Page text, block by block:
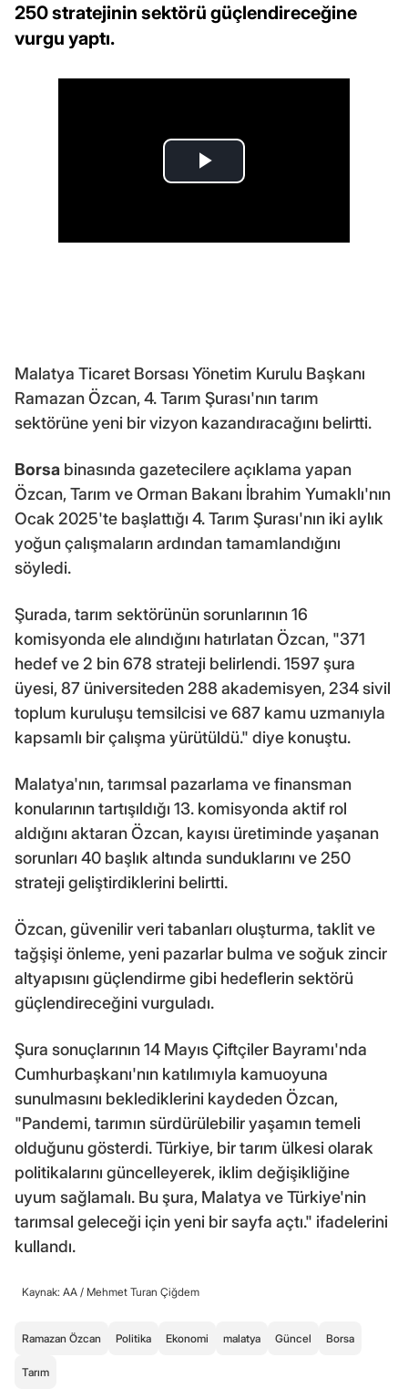
250 stratejinin sektörü güçlendireceğine
vurgu yaptı.
Malatya Ticaret Borsası Yönetim Kurulu Başkanı
Ramazan Özcan, 4. Tarım Şurası'nın tarım
sektörüne yeni bir vizyon kazandıracağını belirtti.
Borsa binasında gazetecilere açıklama yapan
Özcan, Tarım ve Orman Bakanı İbrahim Yumaklı'nın
Ocak 2025'te başlattığı 4. Tarım Şurası'nın iki aylık
yoğun çalışmaların ardından tamamlandığını
söyledi.
Şurada, tarım sektörünün sorunlarının 16
komisyonda ele alındığını hatırlatan Özcan, "371
hedef ve 2 bin 678 strateji belirlendi. 1597 şura
üyesi, 87 üniversiteden 288 akademisyen, 234 sivil
toplum kuruluşu temsilcisi ve 687 kamu uzmanıyla
kapsamlı bir çalışma yürütüldü." diye konuştu.
Malatya'nın, tarımsal pazarlama ve finansman
konularının tartışıldığı 13. komisyonda aktif rol
aldığını aktaran Özcan, kayısı üretiminde yaşanan
sorunları 40 başlık altında sunduklarını ve 250
strateji geliştirdiklerini belirtti.
Özcan, güvenilir veri tabanları oluşturma, taklit ve
tağşişi önleme, yeni pazarlar bulma ve soğuk zincir
altyapısını güçlendirme gibi hedeflerin sektörü
güçlendireceğini vurguladı.
Şura sonuçlarının 14 Mayıs Çiftçiler Bayramı'nda
Cumhurbaşkanı'nın katılımıyla kamuoyuna
sunulmasını beklediklerini kaydeden Özcan,
"Pandemi, tarımın sürdürülebilir yaşamın temeli
olduğunu gösterdi. Türkiye, bir tarım ülkesi olarak
politikalarını güncelleyerek, iklim değişikliğine
uyum sağlamalı. Bu şura, Malatya ve Türkiye'nin
tarımsal geleceği için yeni bir sayfa açtı." ifadelerini
kullandı.
Kaynak: AA / Mehmet Turan Çiğdem
Ramazan Özcan Politika Ekonomi malatya Güncel Borsa
Tarım